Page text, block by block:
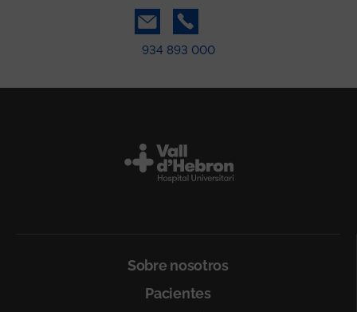
934 893 000
Sobre nosotros
Pacientes